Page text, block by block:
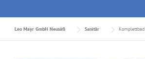
Leo Mayr GmbH Neusäß Sanitär Komplettbad